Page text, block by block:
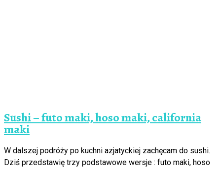
Sushi – futo maki, hoso maki, california
maki
W dalszej podróży po kuchni azjatyckiej zachęcam do sushi.
Dziś przedstawię trzy podstawowe wersje : futo maki, hoso